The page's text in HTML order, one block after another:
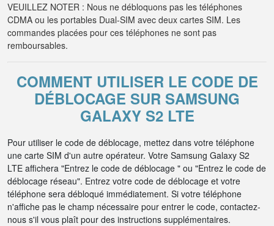
VEUILLEZ NOTER : Nous ne débloquons pas les téléphones
CDMA ou les portables Dual-SIM avec deux cartes SIM. Les
commandes placées pour ces téléphones ne sont pas
remboursables.
COMMENT UTILISER LE CODE DE
DÉBLOCAGE SUR SAMSUNG
GALAXY S2 LTE
Pour utiliser le code de déblocage, mettez dans votre téléphone
une carte SIM d'un autre opérateur. Votre Samsung Galaxy S2
LTE affichera "Entrez le code de déblocage " ou "Entrez le code de
déblocage réseau". Entrez votre code de déblocage et votre
téléphone sera débloqué immédiatement. Si votre téléphone
n'affiche pas le champ nécessaire pour entrer le code, contactez-
nous s'il vous plaît pour des instructions supplémentaires.